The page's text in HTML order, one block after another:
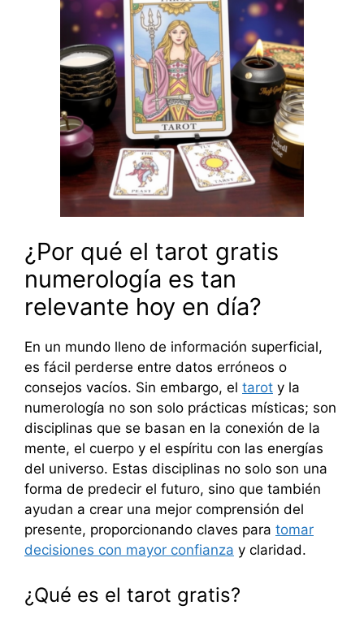
¿Por qué el tarot gratis
numerología es tan
relevante hoy en día?
En un mundo lleno de información superficial,
es fácil perderse entre datos erróneos o
consejos vacíos. Sin embargo, el tarot y la
numerología no son solo prácticas místicas; son
disciplinas que se basan en la conexión de la
mente, el cuerpo y el espíritu con las energías
del universo. Estas disciplinas no solo son una
forma de predecir el futuro, sino que también
ayudan a crear una mejor comprensión del
presente, proporcionando claves para tomar
decisiones con mayor confianza y claridad.
¿Qué es el tarot gratis?